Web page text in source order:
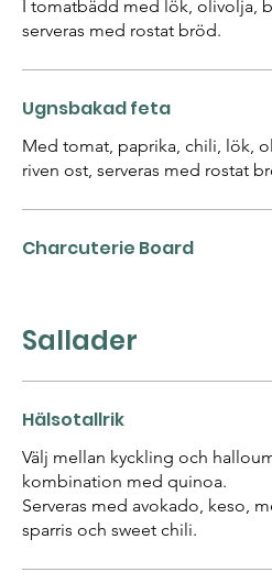
I tomatbädd med lök, olivolja,
serveras med rostat bröd.
Ugnsbakad feta
Med tomat, paprika, chili, lök,
riven ost, serveras med rostat
Charcuterie Board
Sallader
Hälsotallrik
Välj mellan kyckling och
kombination med quinoa.
Serveras med avokado, keso,
sparris och sweet chili.